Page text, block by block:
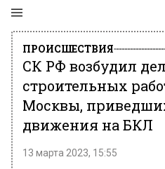
ПРОИСШЕСТВИЯ
СК РФ возбудил
строительных
Москвы,
движения на БКЛ
13 марта 2023, 15:55